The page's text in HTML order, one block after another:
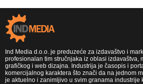
Ind Media d.o.o. je preduzeće za izdavaštvo i
profesionalan tim stručnjaka iz oblasi izdavaštva,
grafičkog i web dizajna. Industrija je časopis i
komercijalnog karaktera što znači da na jednom
je aktuelno i zanimljivo u svim granama industrije